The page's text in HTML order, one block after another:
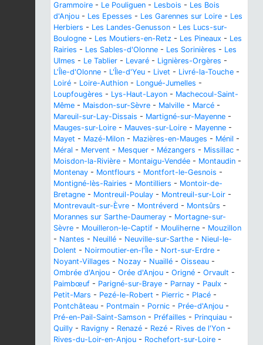
Grammoire - Le Pouliguen - Lesbois - Les Bois
d'Anjou - Les Epesses - Les Garennes sur Loire - Les
Herbiers - Les Landes-Genusson - Les Lucs-sur-
Boulogne - Les Moutiers-en-Retz - Les Pineaux - Les
Rairies - Les Sables-d'Olonne - Les Sorinières - Les
Ulmes - Le Tablier - Levaré - Lignières-Orgères -
L'Île-d'Olonne - L'Île-d'Yeu - Livet - Livré-la-Touche -
Loiré - Loire-Authion - Longué-Jumelles -
Loupfougères - Lys-Haut-Layon - Machecoul-Saint-
Même - Maisdon-sur-Sèvre - Malville - Marcé -
Mareuil-sur-Lay-Dissais - Martigné-sur-Mayenne -
Mauges-sur-Loire - Mauves-sur-Loire - Mayenne -
Mayet - Mazé-Milon - Mazières-en-Mauges - Ménil -
Méral - Mervent - Mesquer - Mézangers - Missillac -
Moisdon-la-Rivière - Montaigu-Vendée - Montaudin -
Montenay - Montflours - Montfort-le-Gesnois -
Montigné-lès-Rairies - Montilliers - Montoir-de-
Bretagne - Montreuil-Poulay - Montreuil-sur-Loir -
Montrevault-sur-Èvre - Montréverd - Montsûrs -
Morannes sur Sarthe-Daumeray - Mortagne-sur-
Sèvre - Mouilleron-le-Captif - Mouliherne - Mouzillon
- Nantes - Neuillé - Neuville-sur-Sarthe - Nieul-le-
Dolent - Noirmoutier-en-l'Île - Nort-sur-Erdre -
Noyant-Villages - Nozay - Nuaillé - Oisseau -
Ombrée d'Anjou - Orée d'Anjou - Origné - Orvault -
Paimbœuf - Parigné-sur-Braye - Parnay - Paulx -
Petit-Mars - Pezé-le-Robert - Pierric - Placé -
Pontchâteau - Pontmain - Pornic - Prée-d'Anjou -
Pré-en-Pail-Saint-Samson - Préfailles - Prinquiau -
Quilly - Ravigny - Renazé - Rezé - Rives de l'Yon -
Rives-du-Loir-en-Anjou - Rochefort-sur-Loire -